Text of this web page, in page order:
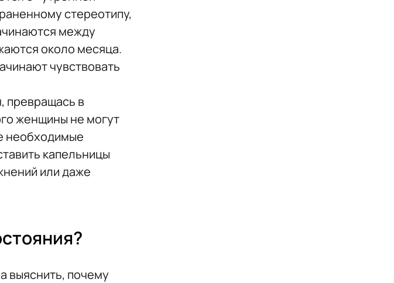
стереотипу,
между
около месяца.
чувствовать
превращась в
женщины не могут
необходимые
капельницы
или даже
выяснить, почему